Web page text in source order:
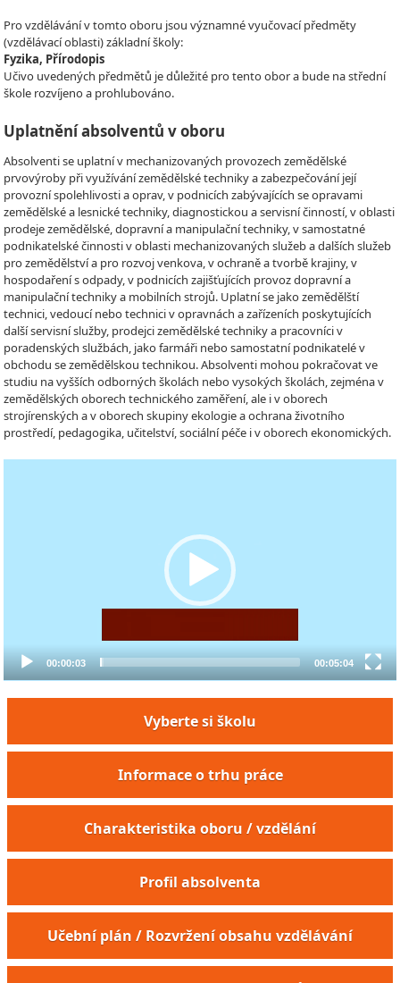
Pro vzdělávání v tomto oboru jsou významné vyučovací předměty
(vzdělávací oblasti) základní školy:
Fyzika, Přírodopis
Učivo uvedených předmětů je důležité pro tento obor a bude na střední
škole rozvíjeno a prohlubováno.
Uplatnění absolventů v oboru
Absolventi se uplatní v mechanizovaných provozech zemědělské
prvovýroby při využívání zemědělské techniky a zabezpečování její
provozní spolehlivosti a oprav, v podnicích zabývajících se opravami
zemědělské a lesnické techniky, diagnostickou a servisní činností, v oblasti
prodeje zemědělské, dopravní a manipulační techniky, v samostatné
podnikatelské činnosti v oblasti mechanizovaných služeb a dalších služeb
pro zemědělství a pro rozvoj venkova, v ochraně a tvorbě krajiny, v
hospodaření s odpady, v podnicích zajišťujících provoz dopravní a
manipulační techniky a mobilních strojů. Uplatní se jako zemědělští
technici, vedoucí nebo technici v opravnách a zařízeních poskytujících
další servisní služby, prodejci zemědělské techniky a pracovníci v
poradenských službách, jako farmáři nebo samostatní podnikatelé v
obchodu se zemědělskou technikou. Absolventi mohou pokračovat ve
studiu na vyšších odborných školách nebo vysokých školách, zejména v
zemědělských oborech technického zaměření, ale i v oborech
strojírenských a v oborech skupiny ekologie a ochrana životního
prostředí, pedagogika, učitelství, sociální péče i v oborech ekonomických.
00:00:03 00:05:04
Vyberte si školu
Informace o trhu práce
Charakteristika oboru / vzdělání
Profil absolventa
Učební plán / Rozvržení obsahu vzdělávání